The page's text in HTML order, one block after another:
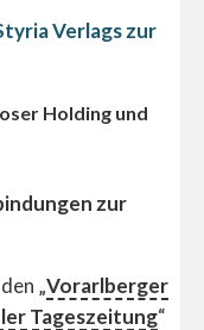
Verlags zur
Holding und
zur
„Vorarlberger
Tageszeitung“